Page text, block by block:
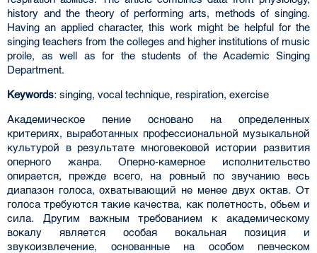
history and the theory of performing arts, methods of singing.
Having an applied character, this work might be helpful for the
singing teachers from the colleges and higher instituti­ons of music
proile, as well as for the students of the Academic Singing
Department.
Keywords: singing, vocal technique, respiration, exercise
Академическое пение основано на определенных
критериях, выработанных профессио­нальной музыкальной
культурой в результате многовековой истории развития
оперного жан­ра. Оперно-камерное исполнительство
опирается, прежде всего, на ровный по звучанию весь
диапазон голоса, охватывающий не менее двух октав. От
голоса требуются такие качества, как полетность, обьем и
сила. Другим важным требованием к академическому
вокалу являет­ся особая вокальная позиция и
звукоизвлечение, основанные на особом певческом